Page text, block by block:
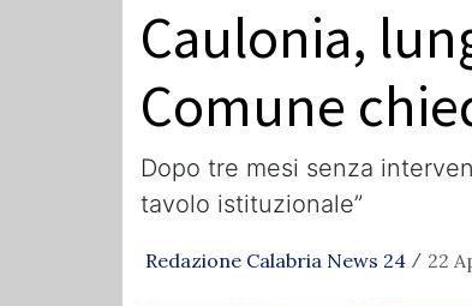
Caulonia,
Comune
Dopo tre mesi senza
tavolo istituzionale”
Redazione Calabria News 24 / 22